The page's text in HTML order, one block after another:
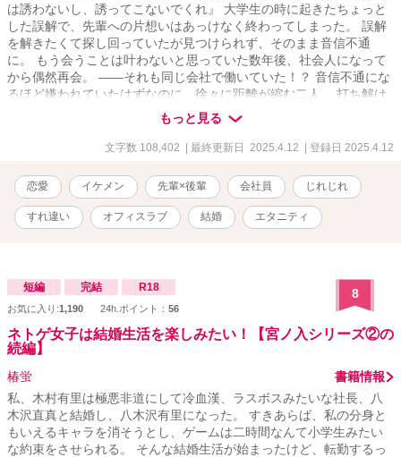
は誘わないし、誘ってこないでくれ』 大学生の時に起きたちょっと
した誤解で、先輩への片想いはあっけなく終わってしまった。 誤解
を解きたくて探し回っていたが見つけられず、そのまま音信不通
に。 もう会うことは叶わないと思っていた数年後、社会人になって
から偶然再会。 ――それも同じ会社で働いていた！？ 音信不通にな
るほど嫌われていたはずなのに、徐々に距離が縮む二人。 打ち解け
あっていくうちに、先輩は徐々に甘くなっていき……
もっと見る
文字数 108,402 | 最終更新日 2025.4.12 | 登録日 2025.4.12
恋愛 イケメン 先輩×後輩 会社員 じれじれ
すれ違い オフィスラブ 結婚 エタニティ
短編 完結 R18
お気に入り:1,190 24h.ポイント： 56
8
ネトゲ女子は結婚生活を楽しみたい！【宮ノ入シリーズ②の
続編】
椿蛍
書籍情報
私、木村有里は極悪非道にして冷血漢、ラスボスみたいな社長、八
木沢直真と結婚し、八木沢有里になった。 すきあらば、私の分身と
もいえるキャラを消そうとし、ゲームは二時間なんて小学生みたい
な約束をさせられる。 そんな結婚生活が始まったけど、転勤するっ